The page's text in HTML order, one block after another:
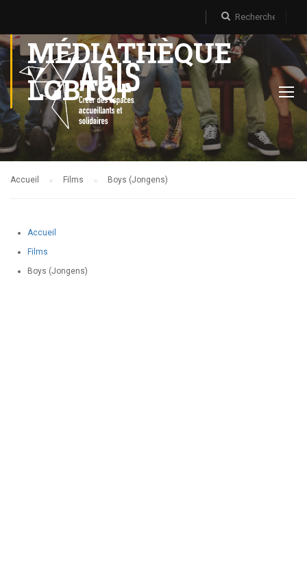
MÉDIATHÈQUE
LGBTQ+
Accueil Films Boys (Jongens)
Accueil
Films
Boys (Jongens)